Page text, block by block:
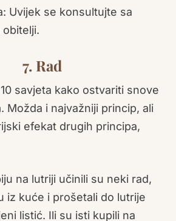
Uvijek se konsultujte sa
obitelji.
7. Rad
savjeta kako ostvariti snove
Možda i najvažniji princip, ali
efekat drugih principa,
na lutriji učinili su neki rad,
iz kuće i prošetali do lutrije
listić. Ili su isti kupili na